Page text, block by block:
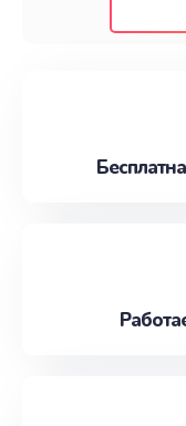
проведенных
обслуживание,
наилучшим